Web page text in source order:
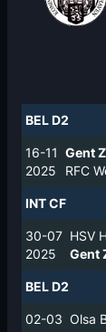
BEL D2
16-11
2025
Gent
RFC
INT CF
30-07
2025
HSV
Gent
BEL D2
02-03 Olsa